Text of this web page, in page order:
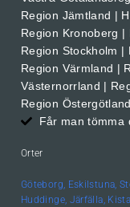
Region Jämtland |
Region Kronoberg
Region Stockholm |
Region Värmland |
Västernorrland |
Region Östergötland
Får man tömma
Orter
Göteborg, Eskilstuna,
Huddinge, Järfälla,